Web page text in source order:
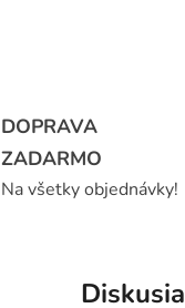
DOPRAVA
ZADARMO
Na všetky objednávky!
Diskusia